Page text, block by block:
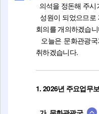
의석을 정돈해 주시
성원이 되었으므
회의를 개의하겠습
오늘은 문화관광
취하겠습니다.
1. 2026년 주요업무